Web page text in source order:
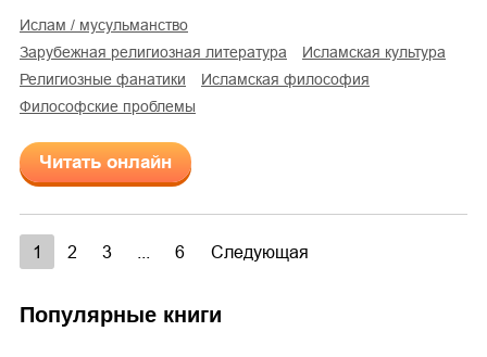
Ислам / мусульманство
зарубежная религиозная литература
исламская культура
религиозные фанатики
исламская философия
философские проблемы
Читать онлайн
1 2 3 6 Следующая
Популярные книги